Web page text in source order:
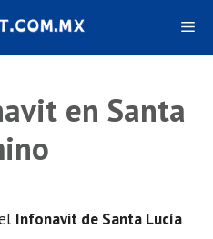
en Santa
Infonavit de Santa Lucía